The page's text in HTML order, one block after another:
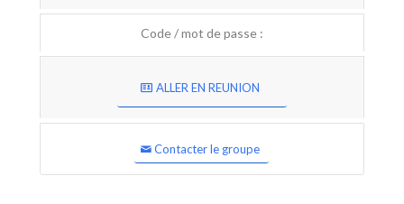
Code / mot de passe :
ALLER EN REUNION
Contacter le groupe